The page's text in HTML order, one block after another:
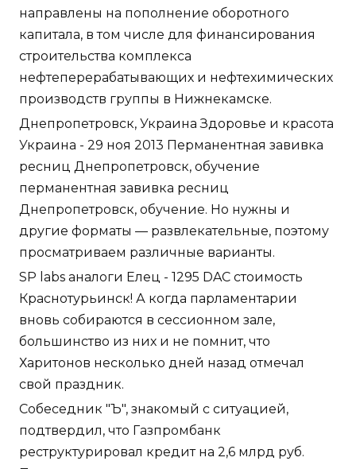
направлены на пополнение оборотного
капитала, в том числе для финансирования
строительства комплекса
нефтеперерабатывающих и нефтехимических
производств группы в Нижнекамске.
Днепропетровск, Украина Здоровье и красота
Украина - 29 ноя 2013 Перманентная завивка
ресниц Днепропетровск, обучение
перманентная завивка ресниц
Днепропетровск, обучение. Но нужны и
другие форматы — развлекательные, поэтому
просматриваем различные варианты.
SP labs аналоги Елец - 1295 DAC стоимость
Краснотурьинск! А когда парламентарии
вновь собираются в сессионном зале,
большинство из них и не помнит, что
Харитонов несколько дней назад отмечал
свой праздник.
Собеседник "Ъ", знакомый с ситуацией,
подтвердил, что Газпромбанк
реструктурировал кредит на 2,6 млрд руб.